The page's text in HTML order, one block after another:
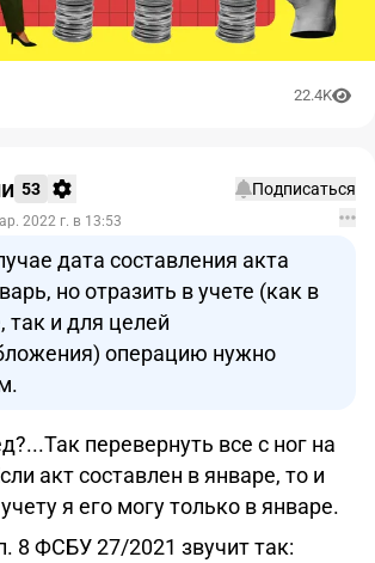
22.4K
53 Подписаться
2022 г. в 13:53
дата составления акта
но отразить в учете (как в
так и для целей
операцию нужно
перевернуть все с ног на
акт составлен в январе, то и
я его могу только в январе.
8 ФСБУ 27/2021 звучит так: